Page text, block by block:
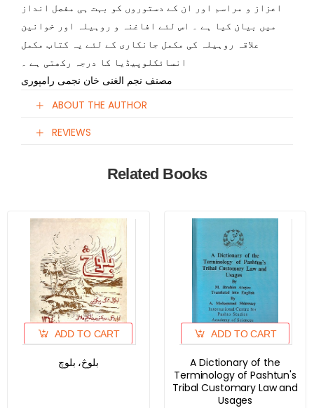
اعزاز و مراسم اور ان کے دستوروں کو بہت ہی مفصل انداز
میں بیان کیا ہے ۔ اس لئے افاغنہ و روہیلہ اور خوانین
علاقہ روہیلہ کی مکمل جانکاری کے لئے یہ کتاب مکمل
انسائکلوپیڈیا کا درجہ رکھتی ہے ۔
مصنف نجم الغنی خان نجمی رامپوری
ABOUT THE AUTHOR
REVIEWS
Related Books
ADD TO CART
بلوڅ، بلوچ
ADD TO CART
A Dictionary of the
Terminology of Pashtun's
Tribal Customary Law and
Usages